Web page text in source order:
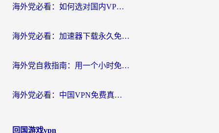
海外党必看：如何选对国内VPN，实现无缝访问国内资源？
海外党必看：加速器下载永久免费版真的存在吗？教你无缝访问国内资源的正确姿势
海外党自救指南：用一个小时免费加速器，轻松打破国内资源访问壁垒？
海外党必看：中国VPN免费真的靠谱吗？手把手教你选对回国加速器
回国游戏vpn